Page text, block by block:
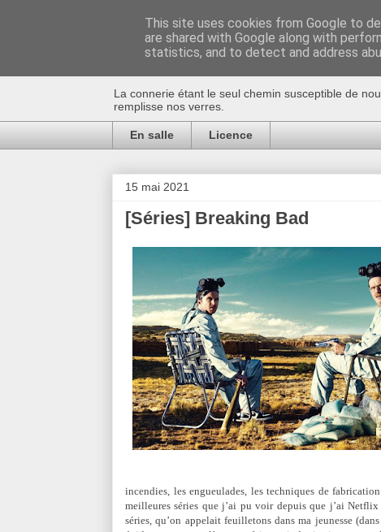
Au bistro !
La connerie étant le seul chemin susceptible de
remplisse nos verres.
En salle Licence
15 mai 2021
[Séries] Breaking Bad
incendies, les engueulades, les techniques de
meilleures séries que j’ai pu voir depuis que j’ai
séries, qu’on appelait feuilletons dans ma jeunesse
This site uses cookies from Google to
are shared with Google along with
statistics, and to detect and address